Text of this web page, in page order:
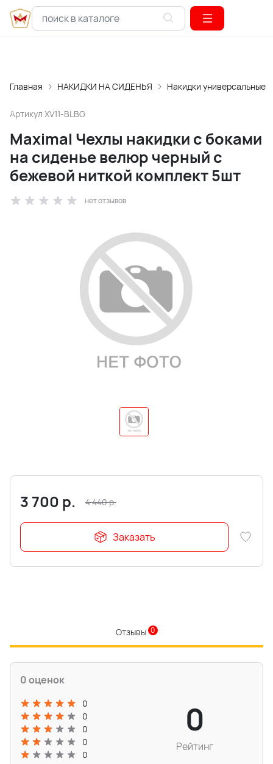
Главная НАКИДКИ НА СИДЕНЬЯ Накидки универсальные
Артикул XV11-BLBG
Maximal Чехлы накидки с боками
на сиденье велюр черный с
бежевой ниткой комплект 5шт
нет отзывов
3 700 р. 4 440р.
Заказать
Отзывы 0
0 оценок
0
0
0
0
0
0
Рейтинг